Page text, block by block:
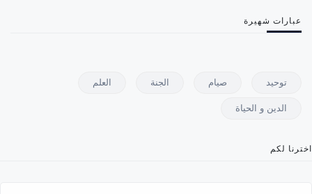
عبارات شهيرة
توحيد صيام الجنة العلم
الدين و الحياة
اخترنا لكم